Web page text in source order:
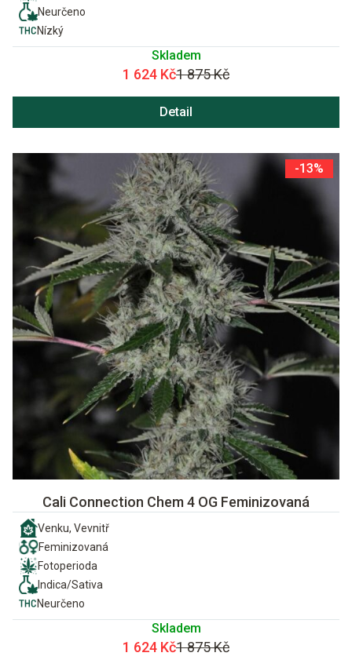
Neurčeno
Nízký
Skladem
1 624 Kč1 875 Kč
Detail
-13%
Cali Connection Chem 4 OG Feminizovaná
Venku, Vevnitř
Feminizovaná
Fotoperioda
Indica/Sativa
Neurčeno
Skladem
1 624 Kč1 875 Kč